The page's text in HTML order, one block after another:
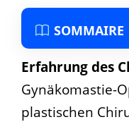
SOMMAIRE
Erfahrung des
Gynäkomastie-
plastischen